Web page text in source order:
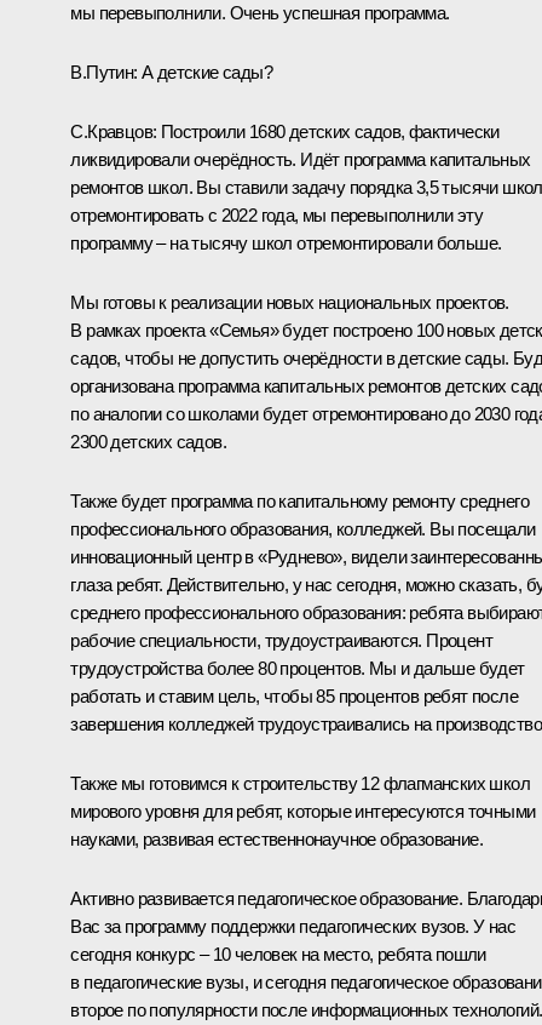
мы перевыполнили. Очень успешная программа.
В.Путин: А детские сады?
С.Кравцов: Построили 1680 детских садов, фактически
ликвидировали очерёдность. Идёт программа капитальных
ремонтов школ. Вы ставили задачу порядка 3,5 тысячи школ
отремонтировать с 2022 года, мы перевыполнили эту
программу – на тысячу школ отремонтировали больше.
Мы готовы к реализации новых национальных проектов.
В рамках проекта «Семья» будет построено 100 новых
садов, чтобы не допустить очерёдности в детские сады.
организована программа капитальных ремонтов детских
по аналогии со школами будет отремонтировано до 2030
2300 детских садов.
Также будет программа по капитальному ремонту среднего
профессионального образования, колледжей. Вы посещали
инновационный центр в «Руднево», видели
глаза ребят. Действительно, у нас сегодня, можно сказать,
среднего профессионального образования: ребята
рабочие специальности, трудоустраиваются. Процент
трудоустройства более 80 процентов. Мы и дальше будет
работать и ставим цель, чтобы 85 процентов ребят после
завершения колледжей трудоустраивались на
Также мы готовимся к строительству 12 флагманских школ
мирового уровня для ребят, которые интересуются точными
науками, развивая естественнонаучное образование.
Активно развивается педагогическое образование.
Вас за программу поддержки педагогических вузов. У нас
сегодня конкурс – 10 человек на место, ребята пошли
в педагогические вузы, и сегодня педагогическое
второе по популярности после информационных технологий.